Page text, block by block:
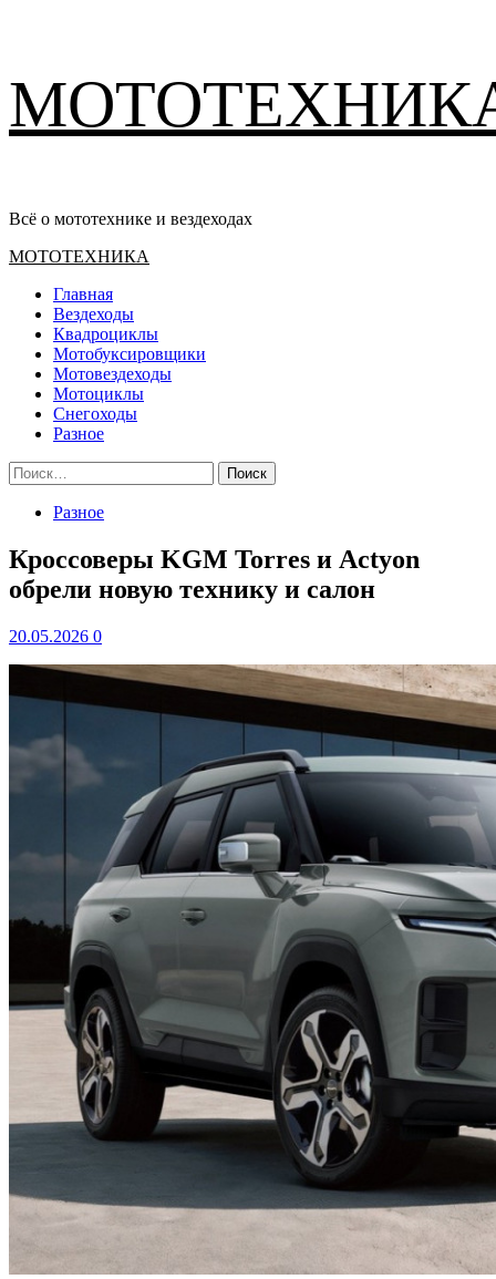
содержимому
Всё о мототехнике и вездеходах
Основное
МОТОТЕХНИКА
Главная
Вездеходы
Квадроциклы
Мотобуксировщики
Мотовездеходы
Мотоциклы
Снегоходы
Разное
Найти:
Разное
Кроссоверы KGM Torres и Actyon
обрели новую технику и салон
20.05.2026 0